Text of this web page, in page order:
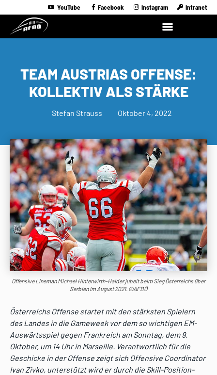
YouTube Facebook Instagram Intranet
TEAM AUSTRIAS OFFENSE:
KOLLEKTIV ALS STÄRKE
Stefan Strauss Oktober 4, 2022
Offensive Lineman Michael Hinterwirth-Haider jubelt beim Sieg Österreichs über
Serbien im August 2021. ©AFBÖ
Österreichs Offense startet mit den stärksten Spielern
des Landes in die Gameweek vor dem so wichtigen EM-
Auswärtsspiel gegen Frankreich am Sonntag, dem 9.
Oktober, um 14 Uhr in Marseille. Verantwortlich für die
Geschicke in der Offense zeigt sich Offensive Coordinator
Ivan Zivko, unterstützt wird er durch die Skill-Position-